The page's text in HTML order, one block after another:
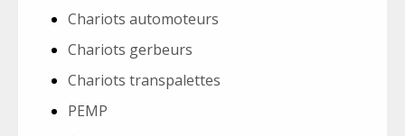
Chariots automoteurs
Chariots gerbeurs
Chariots transpalettes
PEMP